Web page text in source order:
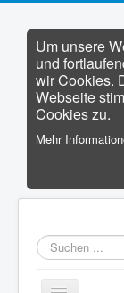
Um unsere
und
wir Cookies.
Webseite
Cookies zu.
Mehr
Suchen
...